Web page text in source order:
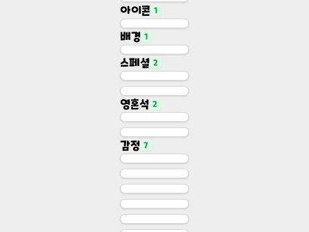
스프라이트
Profile
프로필
아이콘 1
Icon
아이콘
배경 1
스페셜 2
April Fools 2022 Sprite
스페셜
영혼석 2
Soulstone
영혼석
Soulcore
감정 7
Story Sprite: 미소
감정 Story Sprite: 정색
감정 Story Sprite: 행복
감정 Story Sprite: 슬픔